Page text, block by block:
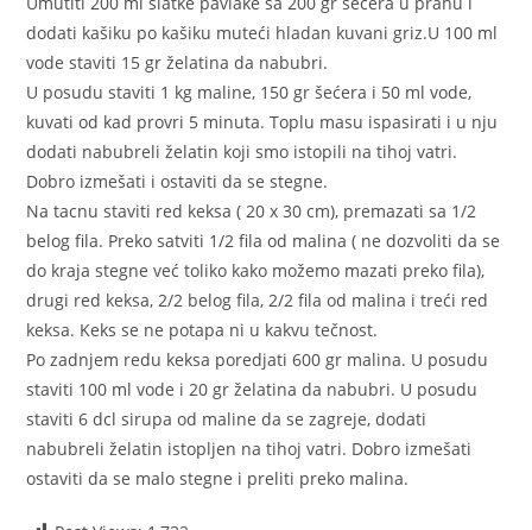
dodati kašiku po kašiku muteći hladan kuvani griz.U 100 ml
vode staviti 15 gr želatina da nabubri.
U posudu staviti 1 kg maline, 150 gr šećera i 50 ml vode,
kuvati od kad provri 5 minuta. Toplu masu ispasirati i u nju
dodati nabubreli želatin koji smo istopili na tihoj vatri.
Dobro izmešati i ostaviti da se stegne.
Na tacnu staviti red keksa ( 20 x 30 cm), premazati sa 1/2
belog fila. Preko satviti 1/2 fila od malina ( ne dozvoliti da se
do kraja stegne već toliko kako možemo mazati preko fila),
drugi red keksa, 2/2 belog fila, 2/2 fila od malina i treći red
keksa. Keks se ne potapa ni u kakvu tečnost.
Po zadnjem redu keksa poredjati 600 gr malina. U posudu
staviti 100 ml vode i 20 gr želatina da nabubri. U posudu
staviti 6 dcl sirupa od maline da se zagreje, dodati
nabubreli želatin istopljen na tihoj vatri. Dobro izmešati
ostaviti da se malo stegne i preliti preko malina.